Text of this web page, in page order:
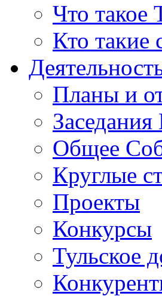
Что такое
Кто такие
Планы и
Общее
Круглые
Проекты
Конкурсы
Тульское